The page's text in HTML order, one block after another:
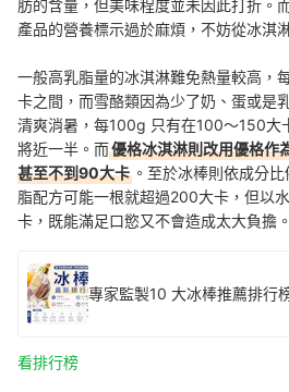
肪的含量，但美味程度並未因此打折。
產品的營養標示過於麻煩，不妨從冰淇
一般高乳脂量的冰淇淋難免熱量較高
卡之間，而雪酪類因為少了奶、蛋或是
清爽消暑，每100g 只有在100～150大
將近一半。而優格冰淇淋則改用優格作
甚至不到90大卡 。至於冰棒則依成分
脂配方可能一根就超過200大卡，但以
卡，既能滿足口慾又不會造成太大負擔。
專家監製10 大冰棒推薦排行
看排行榜